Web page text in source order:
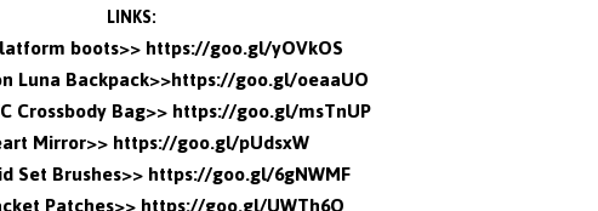
LINKS:
boots>>https://goo.gl/yOVkOS
Luna Backpack>>https://goo.gl/oeaaUO
Crossbody Bag>>https://goo.gl/msTnUP
Mirror>>https://goo.gl/pUdsxW
Set Brushes>>https://goo.gl/6gNWMF